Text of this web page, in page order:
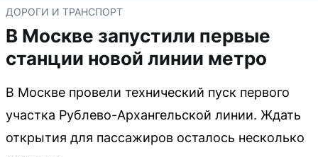
ДОРОГИ И ТРАНСПОРТ
В Москве запустили первые
станции новой линии метро
В Москве провели технический пуск первого
участка Рублево-Архангельской линии. Ждать
открытия для пассажиров осталось несколько